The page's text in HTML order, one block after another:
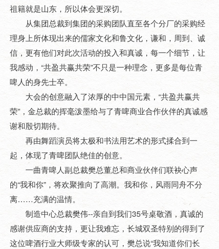
祖籍就是山东，所以体会更深切。
从集团总裁到集团的采购团队直至各个分厂的采购经
理身上所体现出来的儒家文化和鲁文化，谦和，周到、诚
信，更有他们对此次活动的投入和真诚，每一个细节，让
我感动，“共盈共赢共荣”不只是一种理念，更多是每位青
啤人的身先士卒。
大会的创意融入了浓厚的中中国元素，“共盈共赢共
荣”，金总裁的挥毫泼墨给与了青啤商业合作伙伴的真诚感
谢和殷切期待。
再由舞蹈演员将太极和书法用艺术的形式揉合到一
起，体现了青啤团队绝佳的创意。
一曲青啤人副总裁樊总董总和商业伙伴们联袂心声
的“我和你”，将欢聚推向了高潮。我和你，风雨同舟不分
离……充满的温情。
制造中心总裁樊伟--亲自到我们35号桌敬酒，真诚的
感谢供应商的支持，更让我难忘，长城双圣特别的得到了
这位啤酒行业大师级专家的认可，樊总说“我知道你们长